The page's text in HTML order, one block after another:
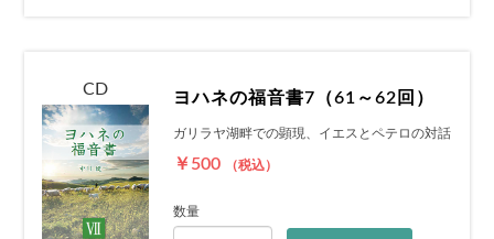
CD ヨハネの福音書7（61～62回）
ガリラヤ湖畔での顕現、イエスとペテロの対話
￥500 （税込）
数量